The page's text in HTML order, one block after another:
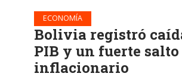
ECONOMÍA
Bolivia registró
PIB y un fuerte salto
inflacionario